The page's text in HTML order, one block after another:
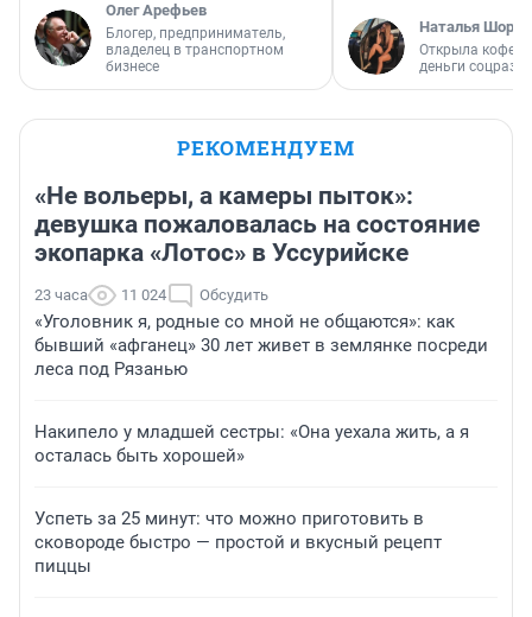
Олег Арефьев
Блогер, предприниматель,
владелец в транспортном
бизнесе
Наталья
Открыла
деньги
РЕКОМЕНДУЕМ
«Не вольеры, а камеры пыток»:
девушка пожаловалась на состояние
экопарка «Лотос» в Уссурийске
23 часа 11 024 Обсудить
«Уголовник я, родные со мной не общаются»: как
бывший «афганец» 30 лет живет в землянке посреди
леса под Рязанью
Накипело у младшей сестры: «Она уехала жить, а я
осталась быть хорошей»
Успеть за 25 минут: что можно приготовить в
сковороде быстро — простой и вкусный рецепт
пиццы